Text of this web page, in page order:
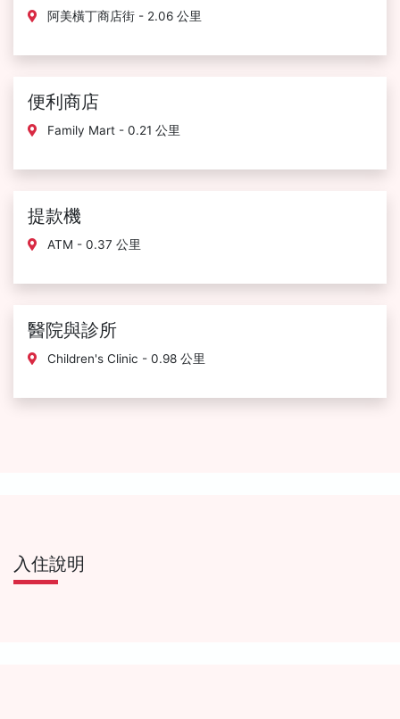
阿美橫丁商店街 - 2.06 公里
便利商店
Family Mart - 0.21 公里
提款機
ATM - 0.37 公里
醫院與診所
Children's Clinic - 0.98 公里
入住說明